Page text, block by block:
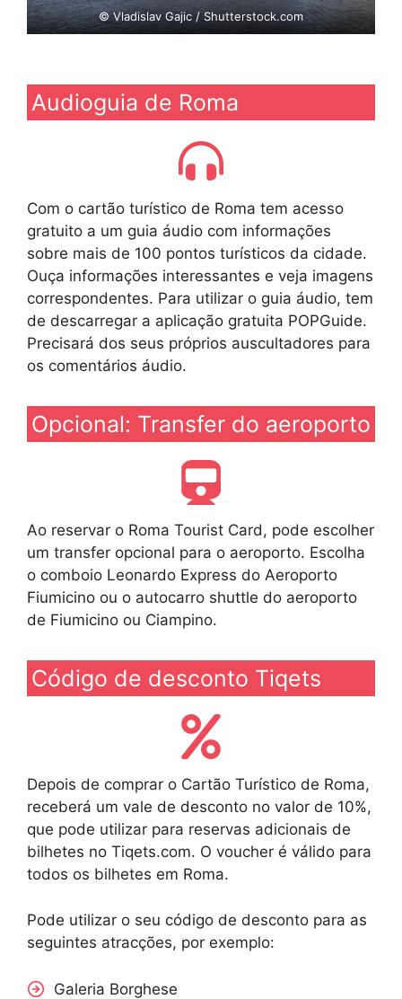
© Vladislav Gajic / Shutterstock.com
Audioguia de Roma
Com o cartão turístico de Roma tem acesso
gratuito a um guia áudio com informações
sobre mais de 100 pontos turísticos da cidade.
Ouça informações interessantes e veja imagens
correspondentes. Para utilizar o guia áudio, tem
de descarregar a aplicação gratuita POPGuide.
Precisará dos seus próprios auscultadores para
os comentários áudio.
Opcional: Transfer do aeroporto
Ao reservar o Roma Tourist Card, pode escolher
um transfer opcional para o aeroporto. Escolha
o comboio Leonardo Express do Aeroporto
Fiumicino ou o autocarro shuttle do aeroporto
de Fiumicino ou Ciampino.
Código de desconto Tiqets
Depois de comprar o Cartão Turístico de Roma,
receberá um vale de desconto no valor de 10%,
que pode utilizar para reservas adicionais de
bilhetes no Tiqets.com. O voucher é válido para
todos os bilhetes em Roma.
Pode utilizar o seu código de desconto para as
seguintes atracções, por exemplo:
Galeria Borghese